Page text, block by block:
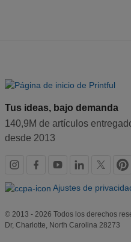
Tus ideas, bajo demanda
140,9M de artículos
desde 2013
Redes
socialesAjustes de
© 2013 - 2026 Todos los derechos
Dr, Charlotte, North Carolina 28273